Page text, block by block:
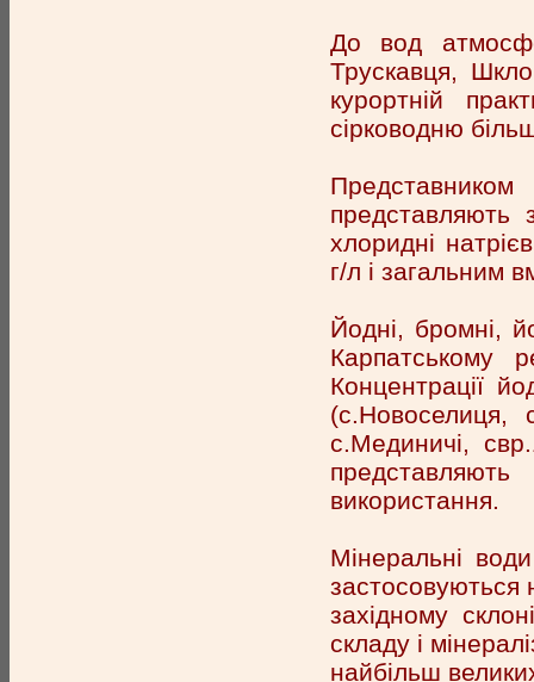
До вод
Трускавця,
курортній
сірководню
представляють
хлоридні
г/л і загальним
Йодні, бромні,
Карпатському
Концентрації
(с.Новоселиця,
с.Мединичі,
використання.
Мінеральні
застосовуються
західному
складу і
найбільш